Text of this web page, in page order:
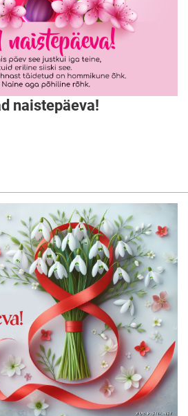
naistepäeva!